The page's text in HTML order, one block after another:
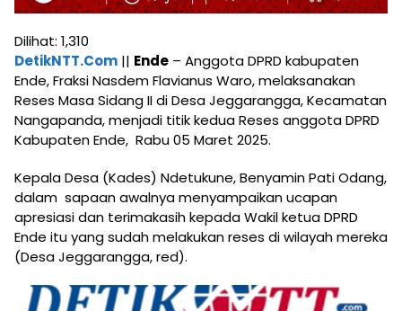
Dilihat: 1,310
DetikNTT.Com || Ende – Anggota DPRD kabupaten
Ende, Fraksi Nasdem Flavianus Waro, melaksanakan
Reses Masa Sidang II di Desa Jeggarangga, Kecamatan
Nangapanda, menjadi titik kedua Reses anggota DPRD
Kabupaten Ende, Rabu 05 Maret 2025.
Kepala Desa (Kades) Ndetukune, Benyamin Pati Odang,
dalam sapaan awalnya menyampaikan ucapan
apresiasi dan terimakasih kepada Wakil ketua DPRD
Ende itu yang sudah melakukan reses di wilayah mereka
(Desa Jeggarangga, red).